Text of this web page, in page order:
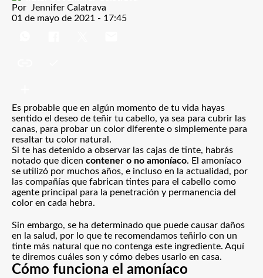
Por Jennifer Calatrava
01 de mayo de 2021 - 17:45
Es probable que en algún momento de tu vida hayas
sentido el deseo de teñir tu cabello, ya sea para cubrir las
canas, para probar un color diferente o simplemente para
resaltar tu color natural.
Si te has detenido a observar las cajas de tinte, habrás
notado que dicen contener o no amoníaco. El amoníaco
se utilizó por muchos años, e incluso en la actualidad, por
las compañías que fabrican tintes para el cabello como
agente principal para la penetración y permanencia del
color en cada hebra.
Sin embargo, se ha determinado que puede causar daños
en la salud, por lo que te recomendamos teñirlo con un
tinte más natural que no contenga este ingrediente. Aquí
te diremos cuáles son y cómo debes usarlo en casa.
Cómo funciona el amoníaco